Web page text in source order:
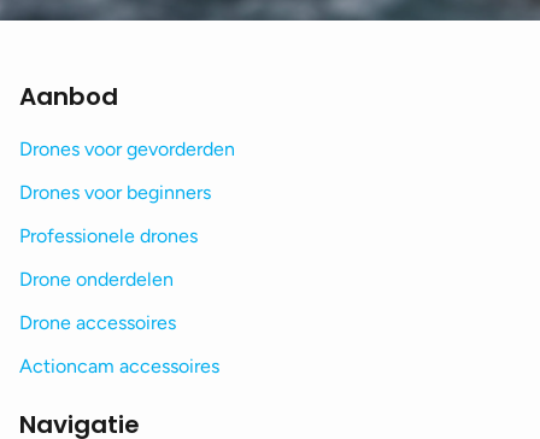
Aanbod
Drones voor gevorderden
Drones voor beginners
Professionele drones
Drone onderdelen
Drone accessoires
Actioncam accessoires
Navigatie